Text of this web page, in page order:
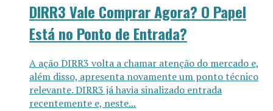
DIRR3 Vale Comprar Agora? O Papel
Está no Ponto de Entrada?
A ação DIRR3 volta a chamar atenção do mercado e,
além disso, apresenta novamente um ponto técnico
relevante. DIRR3 já havia sinalizado entrada
recentemente e, neste...